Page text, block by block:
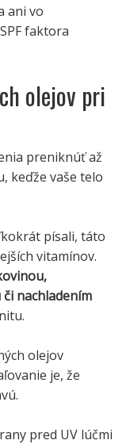
ani vo
faktora
olejov pri
preniknúť až
keďže vaše telo
písali, táto
vitamínov.
nachladením
olejov
je, že
pred UV lúčmi